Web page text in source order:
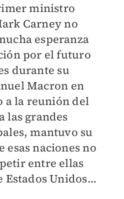
ministro
Carney no
esperanza
por el futuro
durante su
Macron en
a la reunión del
las grandes
mantuvo su
esas naciones no
entre ellas
Estados Unidos…